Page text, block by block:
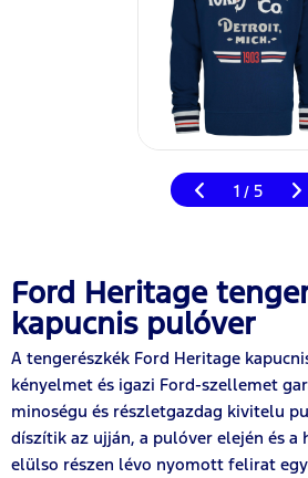
1 / 5
Ford Heritage
kapucnis pulóver
A tengerészkék Ford Heritage
kényelmet és igazi Ford-szellemet
minoségu és részletgazdag kivitelu
díszítik az ujján, a pulóver elején és a
elülso részen lévo nyomott felirat